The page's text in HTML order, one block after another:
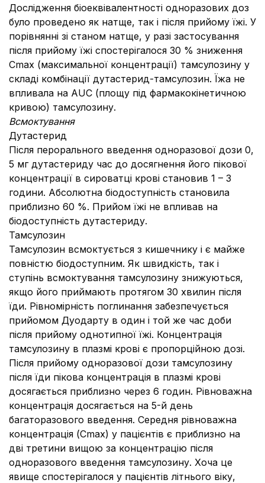
Дослідження біоеквівалентності одноразових доз
було проведено як натще, так і після прийому їжі. У
порівнянні зі станом натще, у разі застосування
після прийому їжі спостерігалося 30 % зниження
Cmax (максимальної концентрації) тамсулозину у
складі комбінації дутастерид-тамсулозин. Їжа не
впливала на AUC (площу під фармакокінетичною
кривою) тамсулозину.
Всмоктування
Дутастерид
Після перорального введення одноразової дози 0,
5 мг дутастериду час до досягнення його пікової
концентрації в сироватці крові становив 1 – 3
години. Абсолютна біодоступність становила
приблизно 60 %. Прийом їжі не впливав на
біодоступність дутастериду.
Тамсулозин
Тамсулозин всмоктується з кишечнику і є майже
повністю біодоступним. Як швидкість, так і
ступінь всмоктування тамсулозину знижуються,
якщо його приймають протягом 30 хвилин після
їди. Рівномірність поглинання забезпечується
прийомом Дуодарту в один і той же час доби
після прийому однотипної їжі. Концентрація
тамсулозину в плазмі крові є пропорційною дозі.
Після прийому одноразової дози тамсулозину
після їди пікова концентрація в плазмі крові
досягається приблизно через 6 годин. Рівноважна
концентрація досягається на 5-й день
багаторазового введення. Середня рівноважна
концентрація (Cmax) у пацієнтів є приблизно на
дві третини вищою за концентрацію після
одноразового введення тамсулозину. Хоча це
явище спостерігалося у пацієнтів літнього віку,